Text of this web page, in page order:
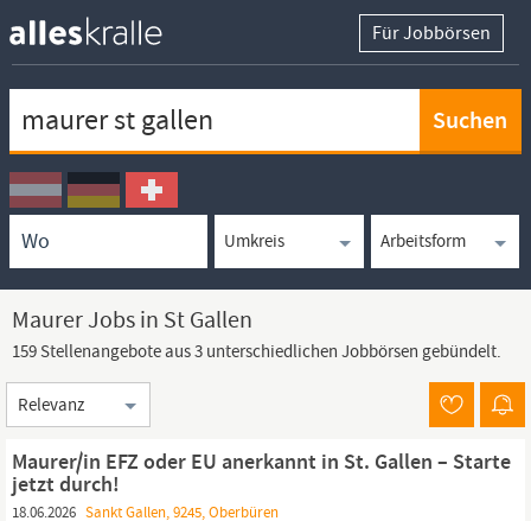
Für Jobbörsen
Ortssuche
Umkreissuche
Arbeitsform
Maurer Jobs in St Gallen
159 Stellenangebote aus 3 unterschiedlichen Jobbörsen gebündelt.
Sortierung
Maurer/in EFZ oder EU anerkannt in St. Gallen – Starte
jetzt durch!
18.06.2026 Sankt Gallen, 9245, Oberbüren